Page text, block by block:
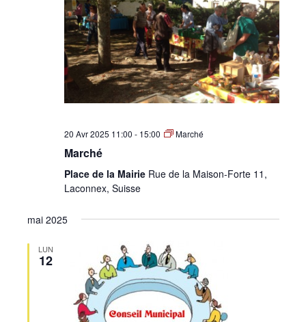
20 Avr 2025 11:00 - 15:00 Marché
Marché
Place de la Mairie Rue de la Maison-Forte 11,
Laconnex, Suisse
mai 2025
LUN
12